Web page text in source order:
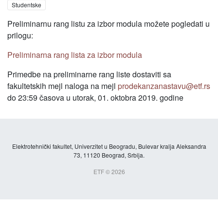
Studentske
Preliminarnu rang listu za izbor modula možete pogledati u
prilogu:
Preliminarna rang lista za izbor modula
Primedbe na preliminarne rang liste dostaviti sa
fakultetskih mejl naloga na mejl prodekanzanastavu@etf.rs
do 23:59 časova u utorak, 01. oktobra 2019. godine
Elektrotehnički fakultet, Univerzitet u Beogradu, Bulevar kralja Aleksandra
73, 11120 Beograd, Srbija.
ETF © 2026